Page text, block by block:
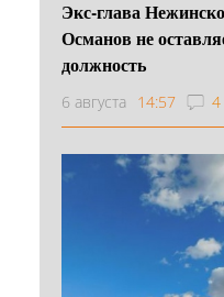
Экс-глава
Османов не
должность
6 августа 14:57 4